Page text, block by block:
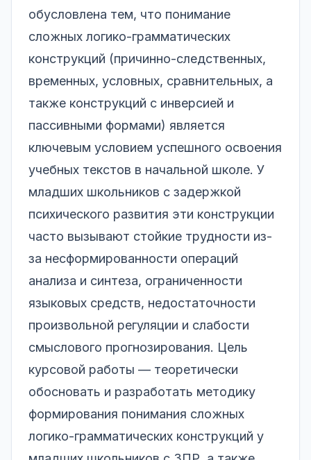
обусловлена тем, что понимание
сложных логико-грамматических
конструкций (причинно-следственных,
временных, условных, сравнительных, а
также конструкций с инверсией и
пассивными формами) является
ключевым условием успешного освоения
учебных текстов в начальной школе. У
младших школьников с задержкой
психического развития эти конструкции
часто вызывают стойкие трудности из-
за несформированности операций
анализа и синтеза, ограниченности
языковых средств, недостаточности
произвольной регуляции и слабости
смыслового прогнозирования. Цель
курсовой работы — теоретически
обосновать и разработать методику
формирования понимания сложных
логико-грамматических конструкций у